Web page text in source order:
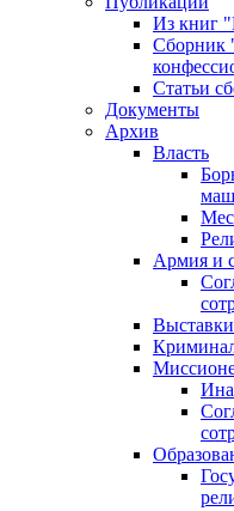
Из книг
Сборник
Статьи
Документы
Архив
Власть
Армия и